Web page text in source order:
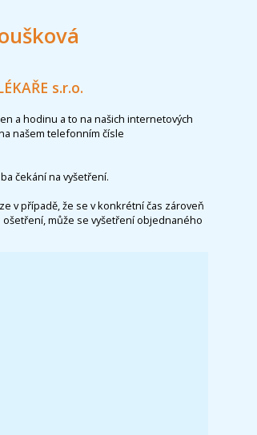
s.r.o.
a hodinu a to na našich internetových
našem telefonním čísle
čekání na vyšetření.
v případě, že se v konkrétní čas zároveň
může se vyšetření objednaného